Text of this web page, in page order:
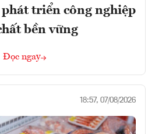
triển công nghiệp
bền vững
Đọc ngay
18:57, 07/08/2026